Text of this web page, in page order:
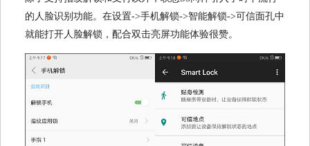
的人脸识别功能。在设置->手机解锁->智能解锁->可信面孔中
就能打开人脸解锁，配合双击亮屏功能体验很赞。